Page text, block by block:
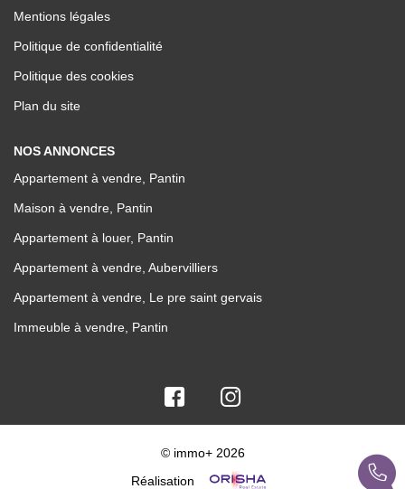
Mentions légales
Politique de confidentialité
Politique des cookies
Plan du site
NOS ANNONCES
Appartement à vendre, Pantin
Maison à vendre, Pantin
Appartement à louer, Pantin
Appartement à vendre, Aubervilliers
Appartement à vendre, Le pre saint gervais
Immeuble à vendre, Pantin
© immo+ 2026
Réalisation